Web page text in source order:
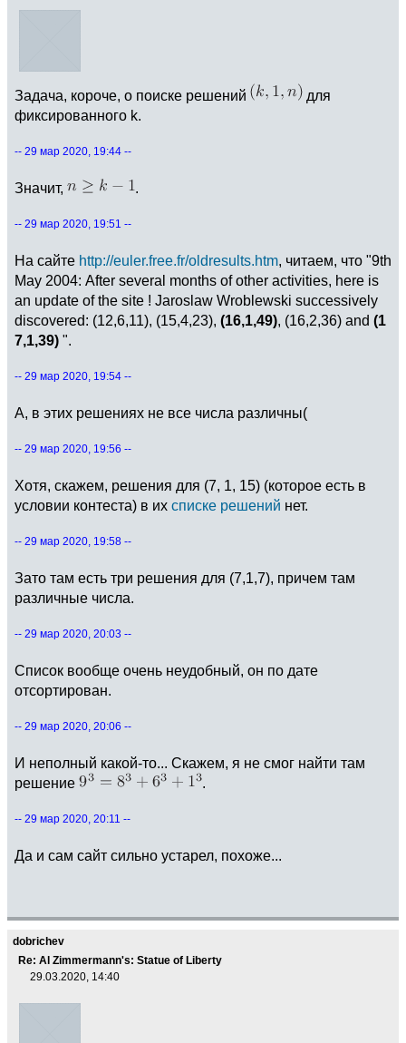
Задача, короче, о поиске решений
для
фиксированного k.
-- 29 мар 2020, 19:44 --
Значит, .
-- 29 мар 2020, 19:51 --
На сайте http://euler.free.fr/oldresults.htm, читаем, что "9th
May 2004: After several months of other activities, here is
an update of the site ! Jaroslaw Wroblewski successively
discovered: (12,6,11), (15,4,23), (16,1,49), (16,2,36) and (1
7,1,39) ".
-- 29 мар 2020, 19:54 --
А, в этих решениях не все числа различны(
-- 29 мар 2020, 19:56 --
Хотя, скажем, решения для (7, 1, 15) (которое есть в
условии контеста) в их списке решений нет.
-- 29 мар 2020, 19:58 --
Зато там есть три решения для (7,1,7), причем там
различные числа.
-- 29 мар 2020, 20:03 --
Список вообще очень неудобный, он по дате
отсортирован.
-- 29 мар 2020, 20:06 --
И неполный какой-то... Скажем, я не смог найти там
решение
.
-- 29 мар 2020, 20:11 --
Да и сам сайт сильно устарел, похоже...
dobrichev
Re: Al Zimmermann's: Statue of Liberty
29.03.2020, 14:40